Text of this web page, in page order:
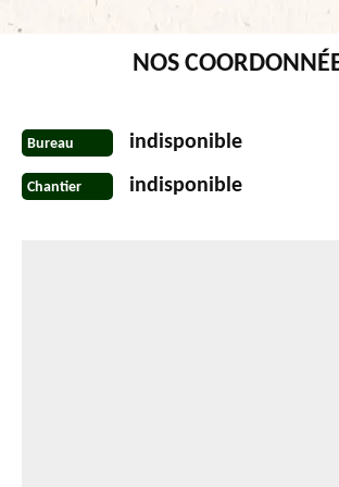
NOS
Bureau indisponible
Chantier indisponible